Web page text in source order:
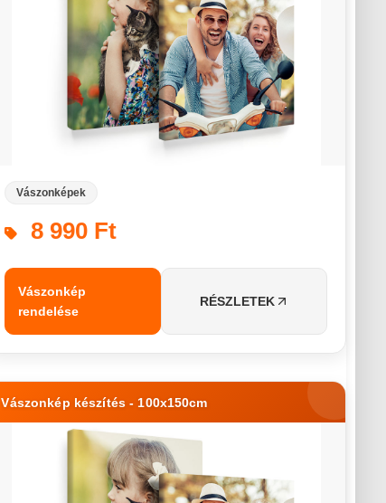
Vászonképek
8 990 Ft
Vászonkép
rendelése
RÉSZLETEK
Vászonkép készítés - 100x150cm